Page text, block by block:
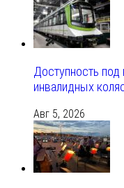
Доступность
инвалидных
Авг 5, 2026